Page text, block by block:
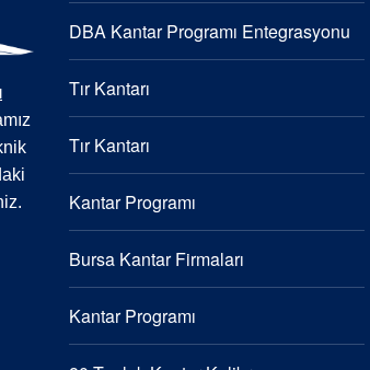
DBA Kantar Programı Entegrasyonu
Tır Kantarı
Tır Kantarı
Kantar Programı
Bursa Kantar Firmaları
Kantar Programı